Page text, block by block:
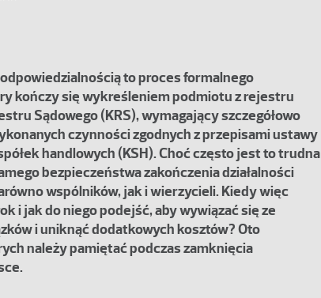
to proces formalnego
kończy się wykreśleniem podmiotu z rejestru
Sądowego (KRS), wymagający szczegółowo
czynności zgodnych z przepisami ustawy
handlowych (KSH). Choć często jest to trudna
bezpieczeństwa zakończenia działalności
wspólników, jak i wierzycieli. Kiedy więc
i jak do niego podejść, aby wywiązać się ze
i uniknąć dodatkowych kosztów? Oto
należy pamiętać podczas zamknięcia